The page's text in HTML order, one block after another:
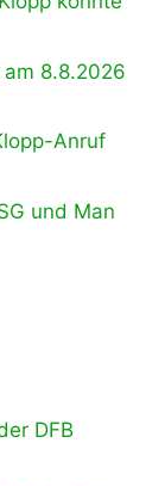
am 8.8.2026
Anruf
und Man
DFB